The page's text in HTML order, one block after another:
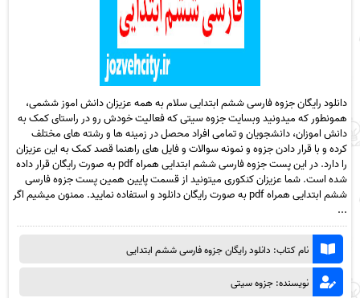
دانلود رایگان جزوه فارسی ششم ابتدایی سلام به همه عزیزان دانش اموز ششمی،
همونطور که میدونید وبسایت جزوه سیتی که فعالیت خودش رو در راستای کمک به
دانش اموزان، دانشجویان و تمامی افراد محصل در زمینه ها و رشته های مختلف
کرده و با قرار دادن جزوه و نمونه سوالات و فایل های راهنما قصد کمک به این عزیزان
را دارد. در این پست جزوه فارسی ششم ابتدایی همراه pdf به صورت رایگان قرار داده
شده است. شما عزیزان کنکوری میتونید از قسمت پایین همین پست جزوه فارسی
ششم ابتدایی همراه pdf به صورت رایگان دانلود و استفاده نمایید. ممنون میشیم اگر
...
نام کتاب: دانلود رایگان جزوه فارسی ششم ابتدایی
نویسنده: جزوه سیتی